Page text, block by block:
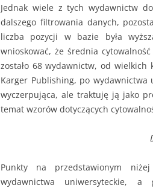
Jednak wiele z tych wydawnictw
dalszego filtrowania danych,
liczba pozycji w bazie była
wnioskować, że średnia
zostało 68 wydawnictw, od
Karger Publishing, po
wyczerpująca, ale traktuję ją jako
temat wzorów dotyczących
Punkty na przedstawionym
wydawnictwa uniwersyteckie,